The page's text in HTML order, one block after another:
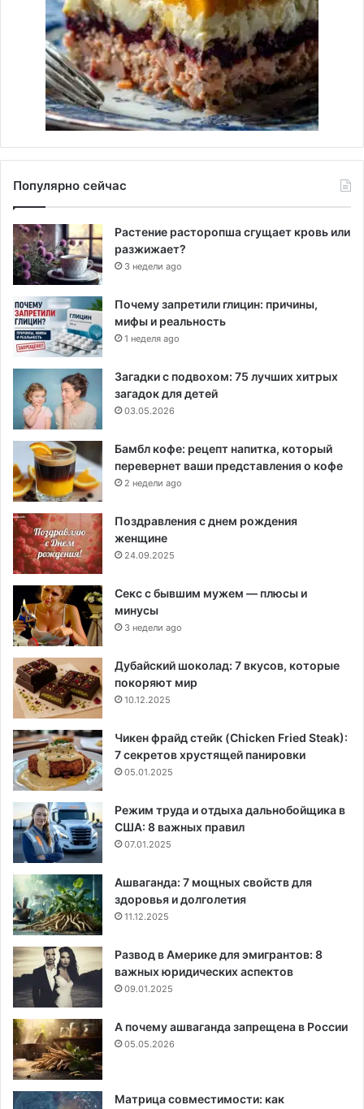
Популярно сейчас
Растение расторопша сгущает кровь или
разжижает?
3 недели ago
Почему запретили глицин: причины,
мифы и реальность
1 неделя ago
Загадки с подвохом: 75 лучших хитрых
загадок для детей
03.05.2026
Бамбл кофе: рецепт напитка, который
перевернет ваши представления о кофе
2 недели ago
Поздравления с днем рождения
женщине
24.09.2025
Секс с бывшим мужем — плюсы и
минусы
3 недели ago
Дубайский шоколад: 7 вкусов, которые
покоряют мир
10.12.2025
Чикен фрайд стейк (Chicken Fried Steak):
7 секретов хрустящей панировки
05.01.2025
Режим труда и отдыха дальнобойщика в
США: 8 важных правил
07.01.2025
Ашваганда: 7 мощных свойств для
здоровья и долголетия
11.12.2025
Развод в Америке для эмигрантов: 8
важных юридических аспектов
09.01.2025
А почему ашваганда запрещена в России
05.05.2026
Матрица совместимости: как